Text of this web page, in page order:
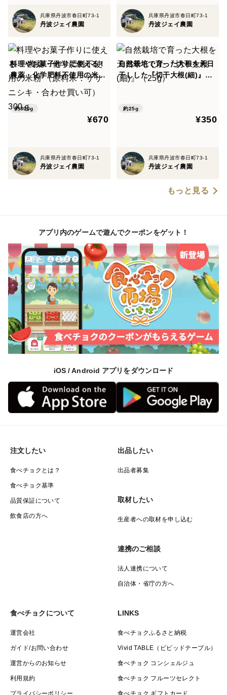
兵庫県丹波市春日町73-1
丹波ジェイ農園
兵庫県丹波市春日町73-1
丹波ジェイ農園
料理やお菓子作りに使える！
農薬・化学肥料不使用の米粉
せ買い可）300ｇ
約300g
¥670
兵庫県丹波市春日町73-1
丹波ジェイ農園
自然栽培で育った大根を天日
干しした『切干大根(細)』（2
約25g
¥350
兵庫県丹波市春日町73-1
丹波ジェイ農園
もっと見る
アプリ内のゲームで遊んでクーポンをゲット！
iOS / Android アプリをダウンロード
注文したい
食べチョクとは？
食べチョク基準
品質保証について
飲食店の方へ
出品したい
出品者募集
取材したい
生産者への取材を申し込む
連携のご相談
法人連携について
自治体・省庁の方へ
食べチョクについて
運営会社
ガイド/お問い合わせ
運営からのお知らせ
利用規約
プライバシーポリシー
LINKS
食べチョクふるさと納税
Vivid TABLE（ビビッドテーブル）
食べチョク コンシェルジュ
食べチョク フルーツセレクト
食べチョク ギフトカード